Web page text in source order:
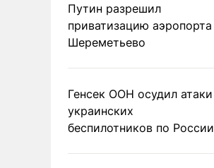
Путин разрешил
приватизацию аэропорта
Шереметьево
Генсек ООН осудил атаки
украинских
беспилотников по России